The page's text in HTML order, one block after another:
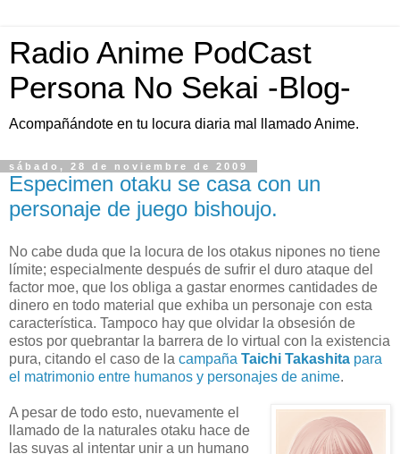
Radio Anime PodCast
Persona No Sekai -Blog-
Acompañándote en tu locura diaria mal llamado Anime.
sábado, 28 de noviembre de 2009
Especimen otaku se casa con un
personaje de juego bishoujo.
No cabe duda que la locura de los otakus nipones no tiene
límite; especialmente después de sufrir el duro ataque del
factor moe, que los obliga a gastar enormes cantidades de
dinero en todo material que exhiba un personaje con esta
característica. Tampoco hay que olvidar la obsesión de
estos por quebrantar la barrera de lo virtual con la existencia
pura, citando el caso de la campaña Taichi Takashita para
el matrimonio entre humanos y personajes de anime.
A pesar de todo esto, nuevamente el
llamado de la naturales otaku hace de
las suyas al intentar unir a un humano